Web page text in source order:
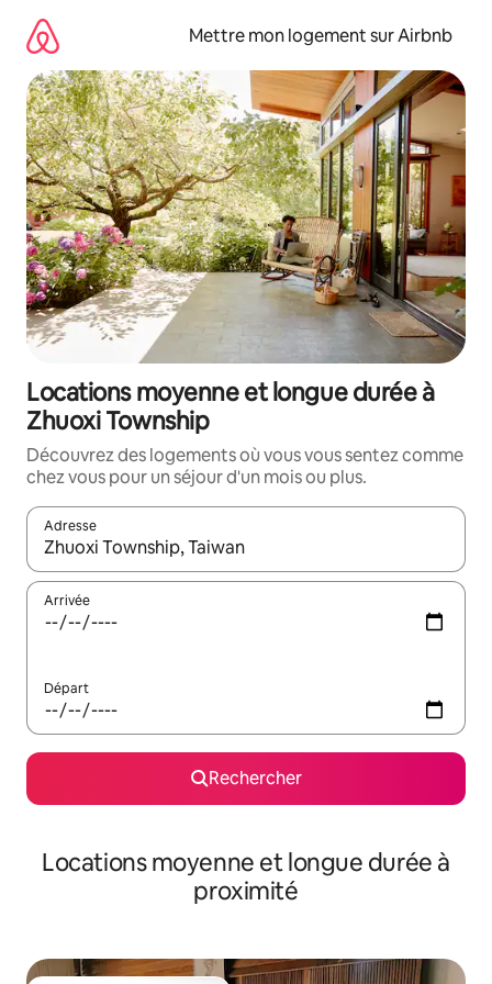
directement
contenu
Mettre mon logement sur Airbnb
Locations moyenne et longue durée à
Zhuoxi Township
Découvrez des logements où vous vous sentez comme
chez vous pour un séjour d'un mois ou plus.
Adresse
Lorsque les résultats s'affichent, utilisez les flèches vers le
Arrivée
Départ
Rechercher
Locations moyenne et longue durée à
proximité